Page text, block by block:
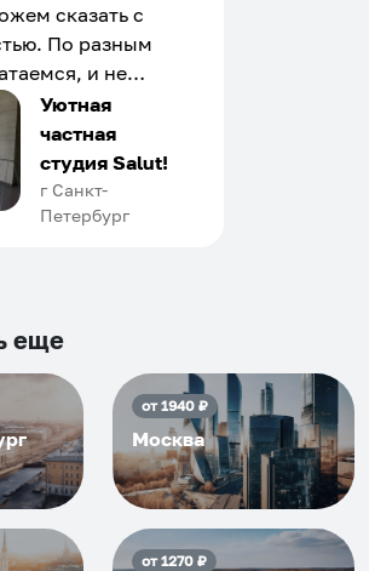
сказать с
По разным
и не
Сервис на
Хозяин
доброй души
можно
подскажет
еще...
Уютная
частная
студия Salut!
г Санкт-
Петербург
еще
от1940₽
Москва
от1270₽